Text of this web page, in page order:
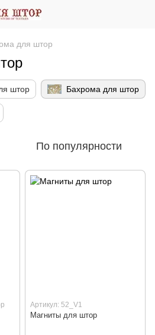
для штор
штор Бахрома для штор
По популярности
Артикул: 52_V1
Магниты для штор